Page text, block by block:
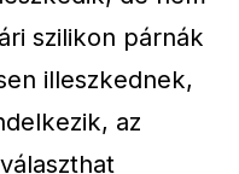
szilikon párnák
illeszkednek,
az